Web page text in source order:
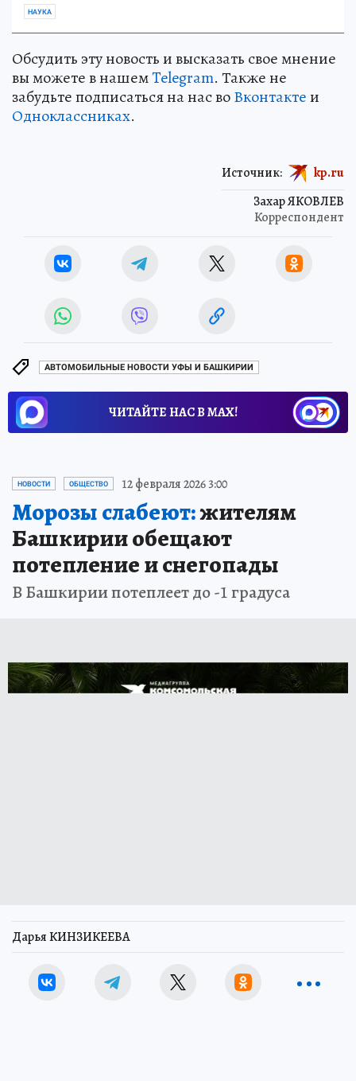
НАУКА
Обсудить эту новость и высказать свое мнение
вы можете в нашемTelegram. Также не
забудьте подписаться на нас воВконтактеи
Одноклассниках.
Захар ЯКОВЛЕВ
Корреспондент
Источник: kp.ru
АВТОМОБИЛЬНЫЕ НОВОСТИ УФЫ И БАШКИРИИ
ЧИТАЙТЕ НАС В МАХ!
НОВОСТИ ОБЩЕСТВО 12 февраля 2026 3:00
Морозы слабеют:жителям
Башкирии обещают
потепление и снегопады
В Башкирии потеплеет до -1 градуса
Дарья КИНЗИКЕЕВА